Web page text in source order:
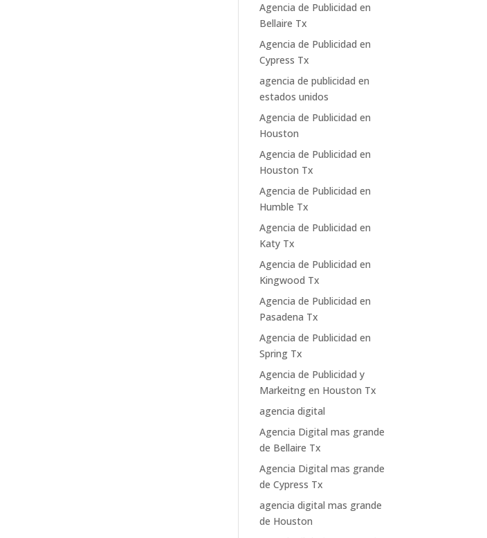
Agencia de Publicidad en
Bellaire Tx
Agencia de Publicidad en
Cypress Tx
agencia de publicidad en
estados unidos
Agencia de Publicidad en
Houston
Agencia de Publicidad en
Houston Tx
Agencia de Publicidad en
Humble Tx
Agencia de Publicidad en
Katy Tx
Agencia de Publicidad en
Kingwood Tx
Agencia de Publicidad en
Pasadena Tx
Agencia de Publicidad en
Spring Tx
Agencia de Publicidad y
Markeitng en Houston Tx
agencia digital
Agencia Digital mas grande
de Bellaire Tx
Agencia Digital mas grande
de Cypress Tx
agencia digital mas grande
de Houston